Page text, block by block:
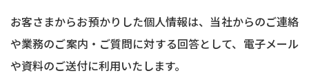
お客さまからお預かりした個人情報は、当社からのご連絡
や業務のご案内・ご質問に対する回答として、電子メール
や資料のご送付に利用いたします。